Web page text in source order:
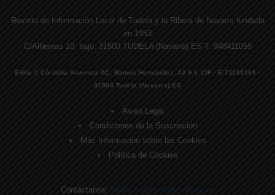
Revista de Información Local de Tudela y la Ribera de Navarra fundada
en 1953
C/Alhemas 10, bajo. 31500 TUDELA (Navarra) ES T. 948411059
Edita © Córdoba Acarreta AC, Ramos Hernández, JJ S.I. CIF · E-71185169 ·
31500 Tudela (Navarra) ES
Aviso Legal
Condiciones de la Suscripción
Más Información sobre las Cookies
Política de Cookies
Contáctanos: direccion@lavozdelaribera.es